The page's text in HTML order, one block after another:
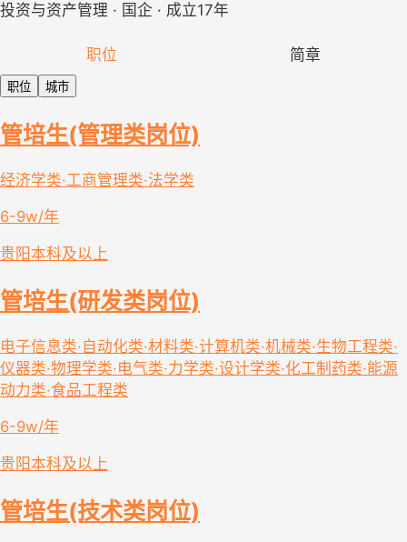
投资与资产管理 · 国企 · 成立17年
职位 简章
职位 城市
管培生(管理类岗位)
经济学类·工商管理类·法学类
6-9w/年
贵阳本科及以上
管培生(研发类岗位)
电子信息类·自动化类·材料类·计算机类·机械类·生物工程类·
仪器类·物理学类·电气类·力学类·设计学类·化工制药类·能源
动力类·食品工程类
6-9w/年
贵阳本科及以上
管培生(技术类岗位)